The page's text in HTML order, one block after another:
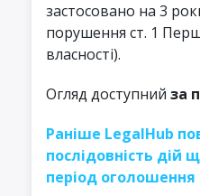
застосовано на 3
порушення ст. 1
власності).
Огляд доступний за
Раніше LegalHub
послідовність дій
період оголошення